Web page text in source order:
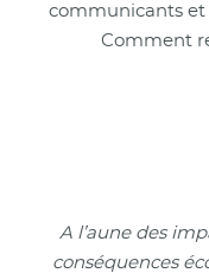
communicants et
Comment
A l’aune des
conséquences